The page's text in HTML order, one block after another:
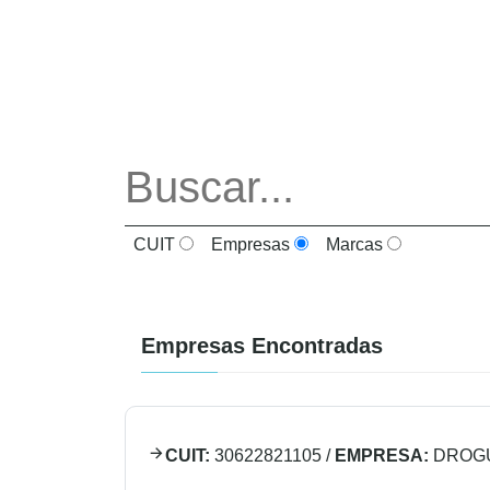
CUIT Empresas Marcas
Empresas Encontradas
CUIT: 30622821105 / EMPRESA: